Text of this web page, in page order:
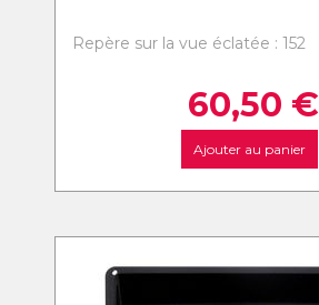
Repère sur la vue éclatée : 152
60,50 €
Ajouter au panier